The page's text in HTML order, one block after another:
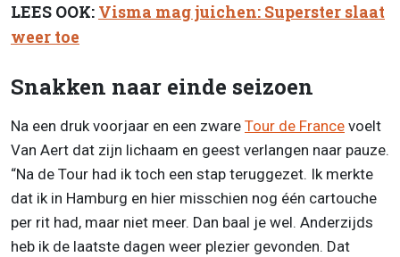
LEES OOK: Visma mag juichen: Superster slaat
weer toe
Snakken naar einde seizoen
Na een druk voorjaar en een zware Tour de France voelt
Van Aert dat zijn lichaam en geest verlangen naar pauze.
“Na de Tour had ik toch een stap teruggezet. Ik merkte
dat ik in Hamburg en hier misschien nog één cartouche
per rit had, maar niet meer. Dan baal je wel. Anderzijds
heb ik de laatste dagen weer plezier gevonden. Dat